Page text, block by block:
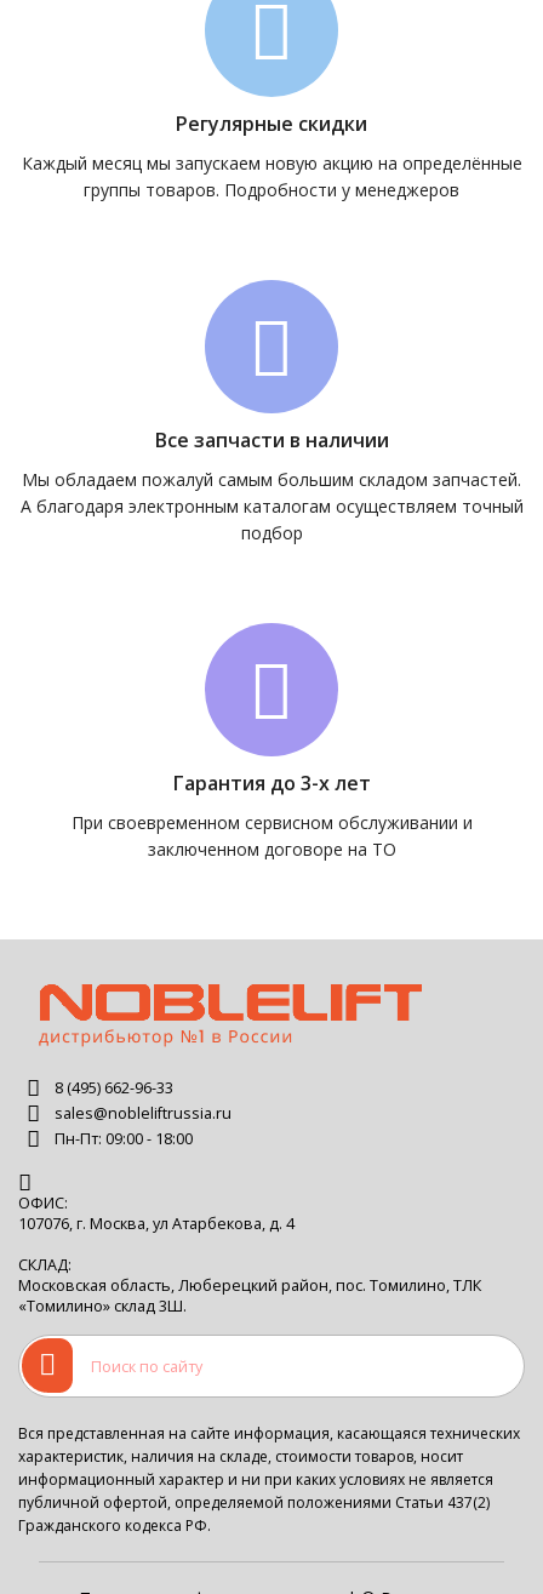
Регулярные скидки
Каждый месяц мы запускаем новую акцию на определённые
группы товаров. Подробности у менеджеров
Все запчасти в наличии
Мы обладаем пожалуй самым большим складом запчастей.
А благодаря электронным каталогам осуществляем точный
подбор
Гарантия до 3-х лет
При своевременном сервисном обслуживании и
заключенном договоре на ТО
8 (495) 662-96-33
sales@nobleliftrussia.ru
Пн-Пт: 09:00 - 18:00
ОФИС:
107076, г. Москва, ул Атарбекова, д. 4
СКЛАД:
Московская область, Люберецкий район, пос. Томилино, ТЛК
«Томилино» склад 3Ш.
Вся представленная на сайте информация, касающаяся технических
характеристик, наличия на складе, стоимости товаров, носит
информационный характер и ни при каких условиях не является
публичной офертой, определяемой положениями Статьи 437(2)
Гражданского кодекса РФ.